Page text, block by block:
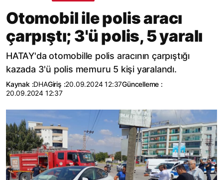
Otomobil ile polis aracı
çarpıştı; 3'ü polis, 5 yaralı
HATAY'da otomobille polis aracının çarpıştığı
kazada 3'ü polis memuru 5 kişi yaralandı.
Kaynak :DHAGiriş :20.09.2024 12:37Güncelleme :
20.09.2024 12:37